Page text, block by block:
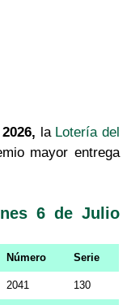
la Lotería del
mayor entrega
6 de Julio
Número Serie
2041 130